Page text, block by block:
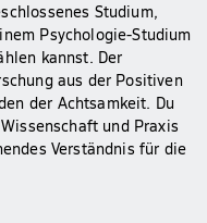
Studium,
Psychologie-Studium
kannst. Der
aus der Positiven
der Achtsamkeit. Du
und Praxis
Verständnis für die